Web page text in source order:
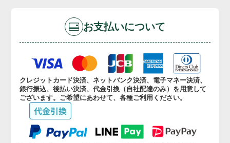
お支払いについて
クレジットカード決済、ネットバンク決済、電子マネー決済、
銀行振込、後払い決済、代金引換（自社配達のみ）を用意して
ございます。ご希望にあわせて、各種ご利用ください。